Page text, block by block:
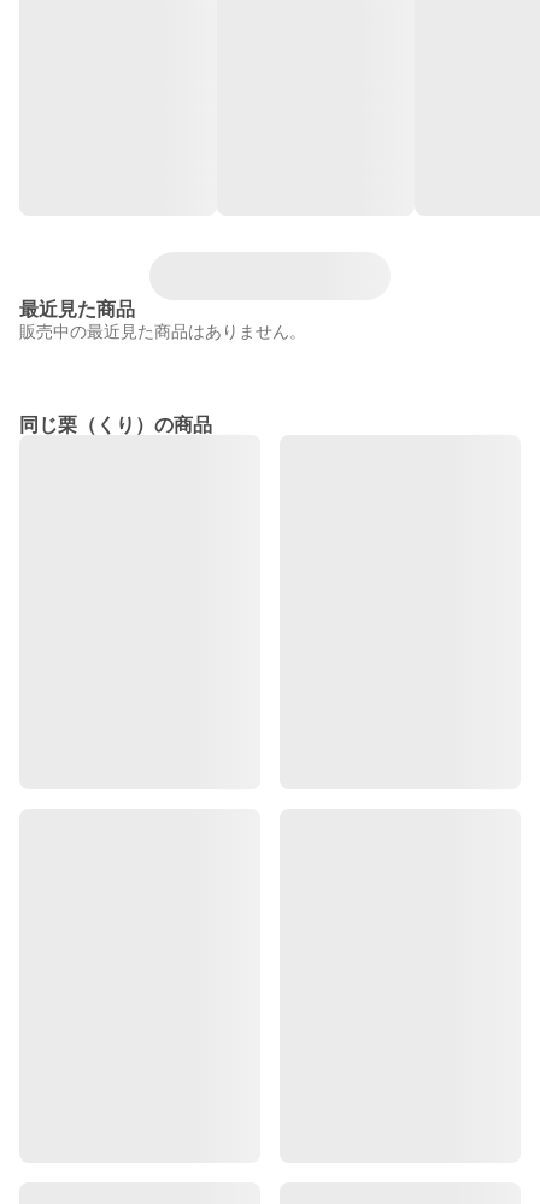
最近見た商品
販売中の最近見た商品はありません。
同じ栗（くり）の商品